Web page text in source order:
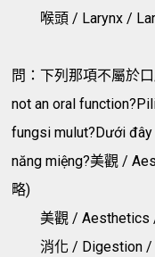
喉頭 / Larynx /
問：下列那項不屬於
not an oral
fungsi mulut?Dưới
năng miệng?美觀 /
略)
美觀 / Aesthetics
消化 / Digestion /